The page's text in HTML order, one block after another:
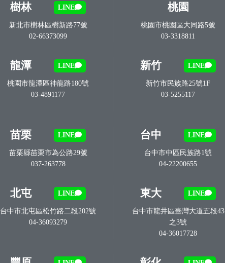
樹林 LINE
新北市樹林區樹新路77號
02-66373099
桃園
桃園市桃園區大同路5號
03-3318811
龍潭 LINE
桃園市龍潭區神龍路180號
03-4891177
新竹 LINE
新竹市民族路25號1F
03-5255117
苗栗 LINE
苗栗縣苗栗市為公路29號
037-263778
台中 LINE
台中市中區民族路1號
04-22200655
北屯 LINE
台中市北屯區松竹路二段202號
04-36093279
東大 LINE
台中市龍井區臺灣大道五段43
之3號
04-36017728